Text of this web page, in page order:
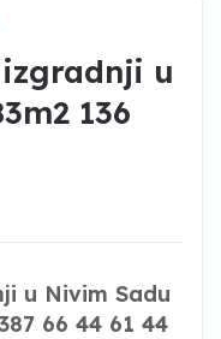
u
136
u Nivim Sadu
66 44 61 44